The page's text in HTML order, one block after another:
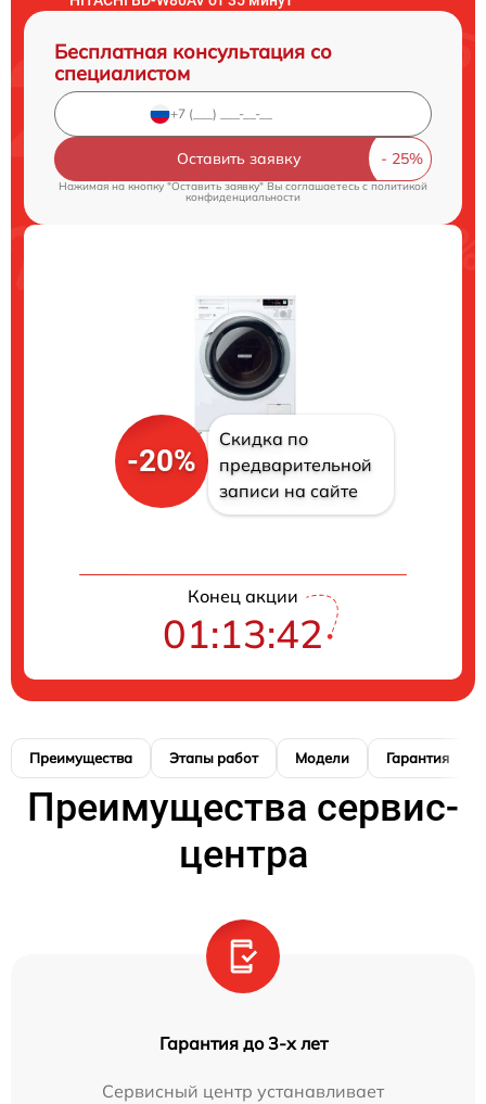
Бесплатная консультация со
специалистом
Оставить заявку
Нажимая на кнопку "Оставить заявку" Вы соглашаетесь cполитикой
конфиденциальности
-20%
Скидка по
предварительной
записи на сайте
Конец акции
01:13:42
Преимущества Этапы работ Модели Гарантия
Преимущества сервис-
центра
Гарантия до 3-х лет
Сервисный центр устанавливает